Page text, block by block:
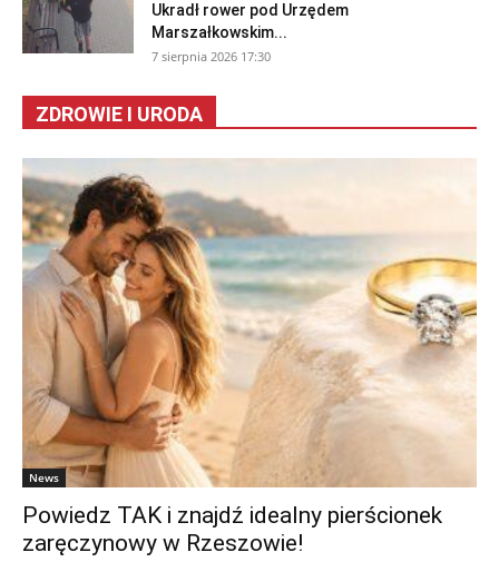
Ukradł rower pod Urzędem
Marszałkowskim...
7 sierpnia 2026 17:30
ZDROWIE I URODA
News
Powiedz TAK i znajdź idealny pierścionek
zaręczynowy w Rzeszowie!